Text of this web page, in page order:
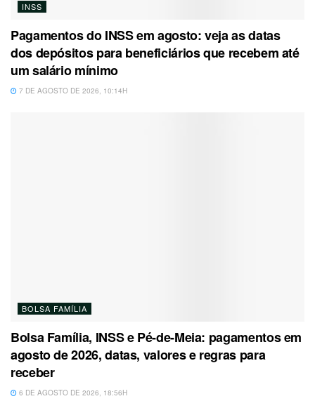
INSS
Pagamentos do INSS em agosto: veja as datas
dos depósitos para beneficiários que recebem até
um salário mínimo
7 DE AGOSTO DE 2026, 10:14H
BOLSA FAMÍLIA
Bolsa Família, INSS e Pé-de-Meia: pagamentos em
agosto de 2026, datas, valores e regras para
receber
6 DE AGOSTO DE 2026, 18:56H